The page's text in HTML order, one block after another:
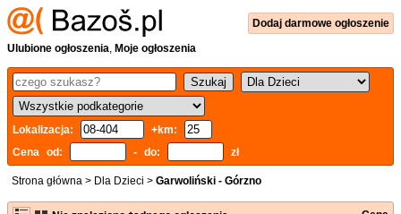
Dodaj darmowe ogłoszenie
Ulubione ogłoszenia, Moje ogłoszenia
Lokalizacja:
+km:
Cena od:
- do: zł
Strona główna > Dla Dzieci > Garwoliński - Górzno